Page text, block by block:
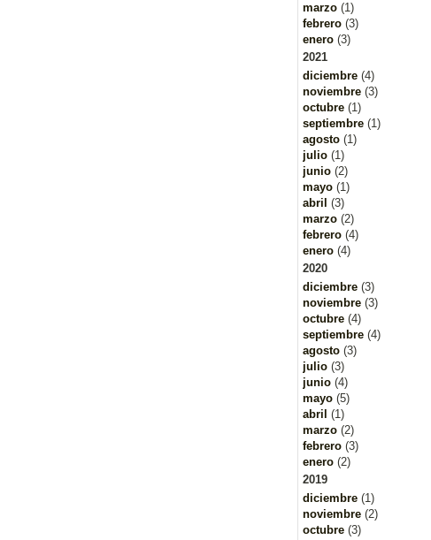
marzo (1)
febrero (3)
enero (3)
2021
diciembre (4)
noviembre (3)
octubre (1)
septiembre (1)
agosto (1)
julio (1)
junio (2)
mayo (1)
abril (3)
marzo (2)
febrero (4)
enero (4)
2020
diciembre (3)
noviembre (3)
octubre (4)
septiembre (4)
agosto (3)
julio (3)
junio (4)
mayo (5)
abril (1)
marzo (2)
febrero (3)
enero (2)
2019
diciembre (1)
noviembre (2)
octubre (3)